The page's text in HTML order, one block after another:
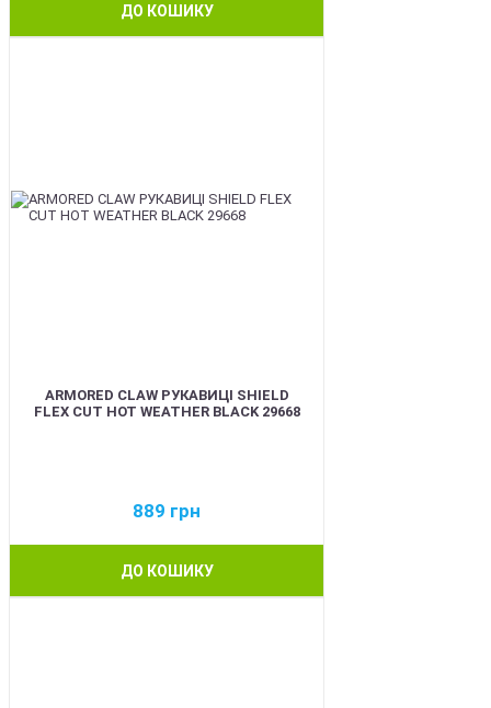
ДО КОШИКУ
ARMORED CLAW РУКАВИЦІ SHIELD
FLEX CUT HOT WEATHER BLACK 29668
889 грн
ДО КОШИКУ